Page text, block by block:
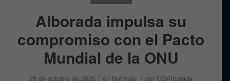
Alborada impulsa su
compromiso con el Pacto
Mundial de la ONU
28 de octubre de 2025 / en Noticias / por CGAlborada